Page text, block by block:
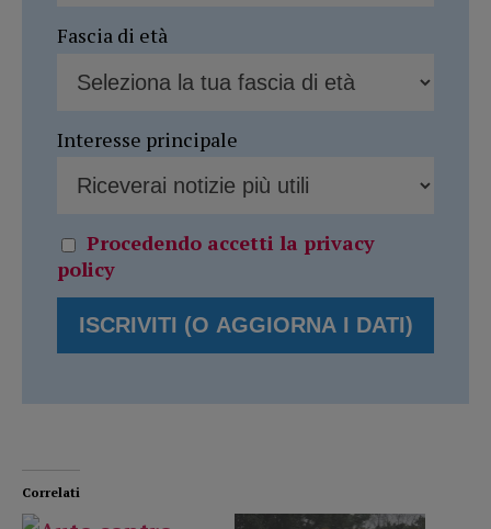
Fascia di età
Interesse principale
Procedendo accetti la privacy
policy
Correlati